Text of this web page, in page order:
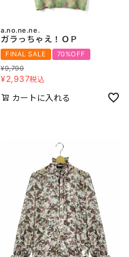
a.no.ne.ne.
ガラっちゃえ！ＯＰ
FINAL SALE
70%OFF
¥9,790
¥2,937税込
カートに入れる